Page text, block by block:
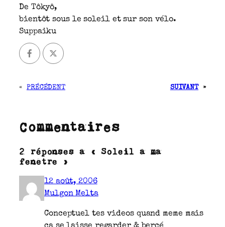
De Tôkyô,
bientôt sous le soleil et sur son vélo.
Suppaiku
« PRÉCÉDENT SUIVANT »
Commentaires
2 réponses à « Soleil à ma
fenêtre »
12 août, 2006
Mulgon Melta
Conceptuel tes videos quand meme mais